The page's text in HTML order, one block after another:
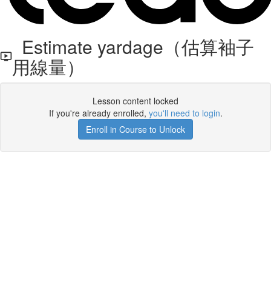
Estimate yardage（估算袖子
用線量）
Lesson content locked
If you're already enrolled, you'll need to login.
Enroll in Course to Unlock